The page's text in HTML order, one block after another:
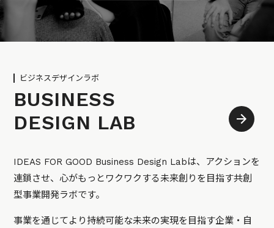
ビジネスデザインラボ
BUSINESS
DESIGN LAB
IDEAS FOR GOOD Business Design Labは、アクションを
連鎖させ、心がもっとワクワクする未来創りを目指す共創
型事業開発ラボです。
事業を通じてより持続可能な未来の実現を目指す企業・自